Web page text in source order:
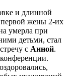
и длинной
жены 2-их
умерла при
детьми, стал
с Анной.